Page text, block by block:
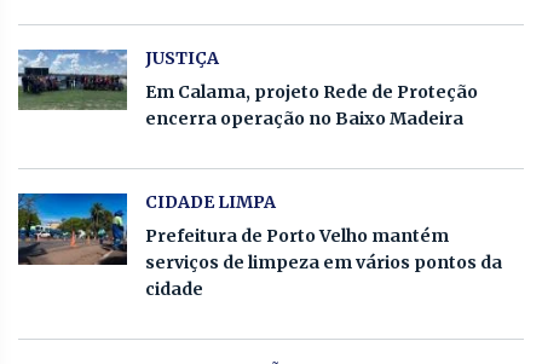
JUSTIÇA
Em Calama, projeto Rede de Proteção
encerra operação no Baixo Madeira
CIDADE LIMPA
Prefeitura de Porto Velho mantém
serviços de limpeza em vários pontos da
cidade